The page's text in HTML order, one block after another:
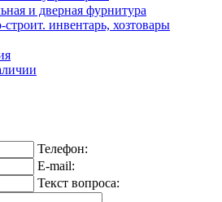
и дверная фурнитура
инвентарь, хозтовары
Телефон:
E-mail:
Текст вопроса: